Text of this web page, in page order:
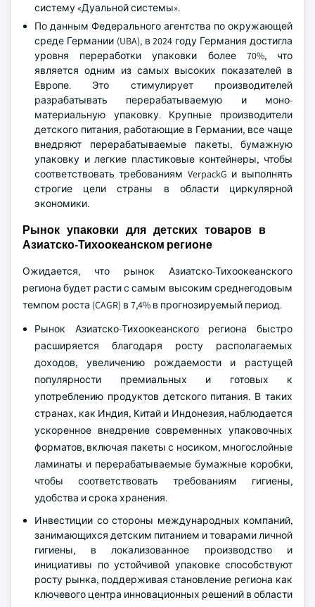
систему «Дуальной системы».
По данным Федерального агентства по окружающей
среде Германии (UBA), в 2024 году Германия достигла
уровня переработки упаковки более 70%, что
является одним из самых высоких показателей в
Европе. Это стимулирует производителей
разрабатывать перерабатываемую и моно-
материальную упаковку. Крупные производители
детского питания, работающие в Германии, все чаще
внедряют перерабатываемые пакеты, бумажную
упаковку и легкие пластиковые контейнеры, чтобы
соответствовать требованиям VerpackG и выполнять
строгие цели страны в области циркулярной
экономики.
Рынок упаковки для детских товаров в
Азиатско-Тихоокеанском регионе
Ожидается, что рынок Азиатско-Тихоокеанского
региона будет расти с самым высоким среднегодовым
темпом роста (CAGR) в 7,4% в прогнозируемый период.
Рынок Азиатско-Тихоокеанского региона быстро
расширяется благодаря росту располагаемых
доходов, увеличению рождаемости и растущей
популярности премиальных и готовых к
употреблению продуктов детского питания. В таких
странах, как Индия, Китай и Индонезия, наблюдается
ускоренное внедрение современных упаковочных
форматов, включая пакеты с носиком, многослойные
ламинаты и перерабатываемые бумажные коробки,
чтобы соответствовать требованиям гигиены,
удобства и срока хранения.
Инвестиции со стороны международных компаний,
занимающихся детским питанием и товарами личной
гигиены, в локализованное производство и
инициативы по устойчивой упаковке способствуют
росту рынка, поддерживая становление региона как
ключевого центра инновационных решений в области